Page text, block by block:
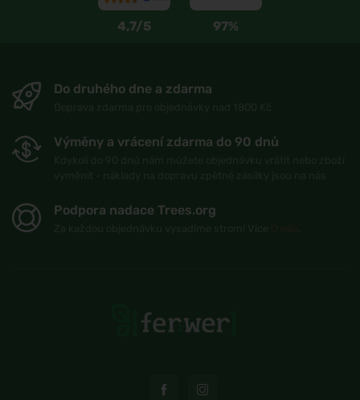
4,7/5 97%
Do druhého dne a zdarma
Výměny a vrácení zdarma do 90 dnů
Podpora nadace Trees.org